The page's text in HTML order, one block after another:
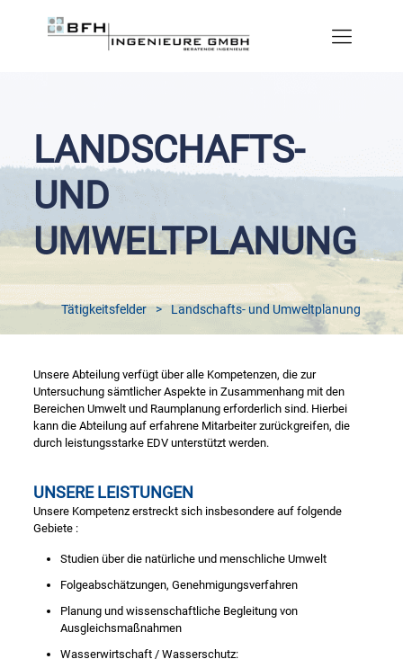
LANDSCHAFTS-
UND
UMWELTPLANUNG
Tätigkeitsfelder > Landschafts- und Umweltplanung
Unsere Abteilung verfügt über alle Kompetenzen, die zur
Untersuchung sämtlicher Aspekte in Zusammenhang mit den
Bereichen Umwelt und Raumplanung erforderlich sind. Hierbei
kann die Abteilung auf erfahrene Mitarbeiter zurückgreifen, die
durch leistungsstarke EDV unterstützt werden.
UNSERE LEISTUNGEN
Unsere Kompetenz erstreckt sich insbesondere auf folgende
Gebiete :
Studien über die natürliche und menschliche Umwelt
Folgeabschätzungen, Genehmigungsverfahren
Planung und wissenschaftliche Begleitung von
Ausgleichsmaßnahmen
Wasserwirtschaft / Wasserschutz: